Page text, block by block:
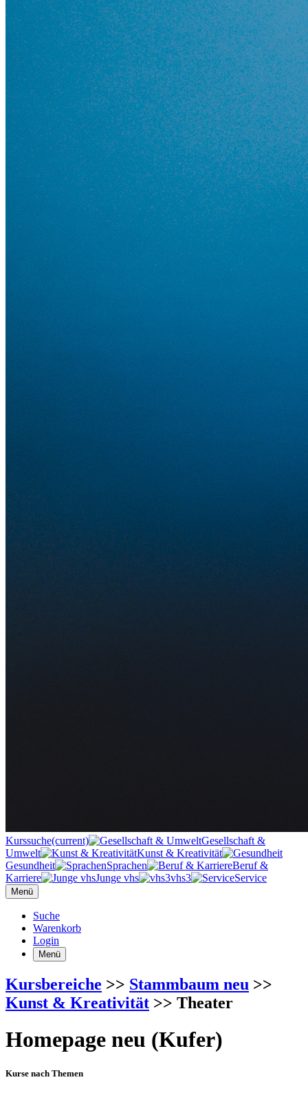
Kurssuche(current)
Gesellschaft &
Umwelt
Kunst & Kreativität
Gesundheit
Sprachen
Beruf &
Karriere
Junge vhs vhs3 Service
Menü
Suche
Warenkorb
Login
Menü
Kursbereiche >> Stammbaum neu >>
Kunst & Kreativität >> Theater
Homepage neu (Kufer)
Kurse nach Themen